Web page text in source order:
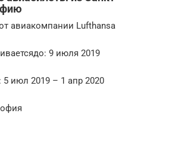
авиакомпании Lufthansa
9 июля 2019
июл 2019 – 1 апр 2020